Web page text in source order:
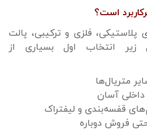
پلاستیکی، فلزی و ترکیبی، پالت
زیر انتخاب اول بسیاری از
متریال‌ها
داخلی آسان
قفسه‌بندی و لیفتراک
فروش دوباره